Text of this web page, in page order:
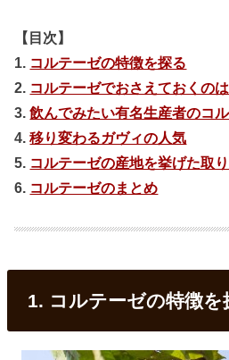
【目次】
1. コルテーゼの特徴を探る
2. コルテーゼでおさえておくの
3.飲んでみたい有名生産者のコ
4.移り変わるガヴィの人気
5. コルテーゼの産地を挙げた取
6. コルテーゼのまとめ
1. コルテーゼの特徴を